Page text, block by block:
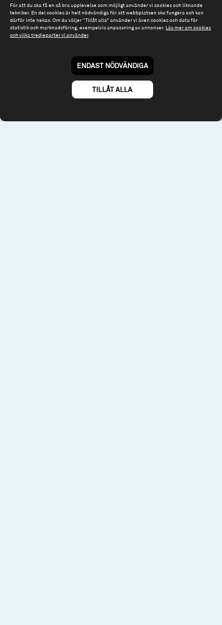
Tel: 08 - 545 813 40
fonder@spiltanfonder.se
Till spiltan.se
© 2026 - Spiltan Fonder AB
By Sphinxly
För att du ska få en så bra upplevelse som möjligt använder vi cookies och liknande
tekniker. En del cookies är helt nödvändiga för att webbplatsen ska fungera och kan
därför inte nekas. Om du väljer “Tillåt alla” använder vi även cookies och data för
statistik och marknadsföring, exempelvis anpassning av annonser. Läs mer om cookies
och vilka tredjeparter vi använder.
ENDAST NÖDVÄNDIGA
TILLÅT ALLA